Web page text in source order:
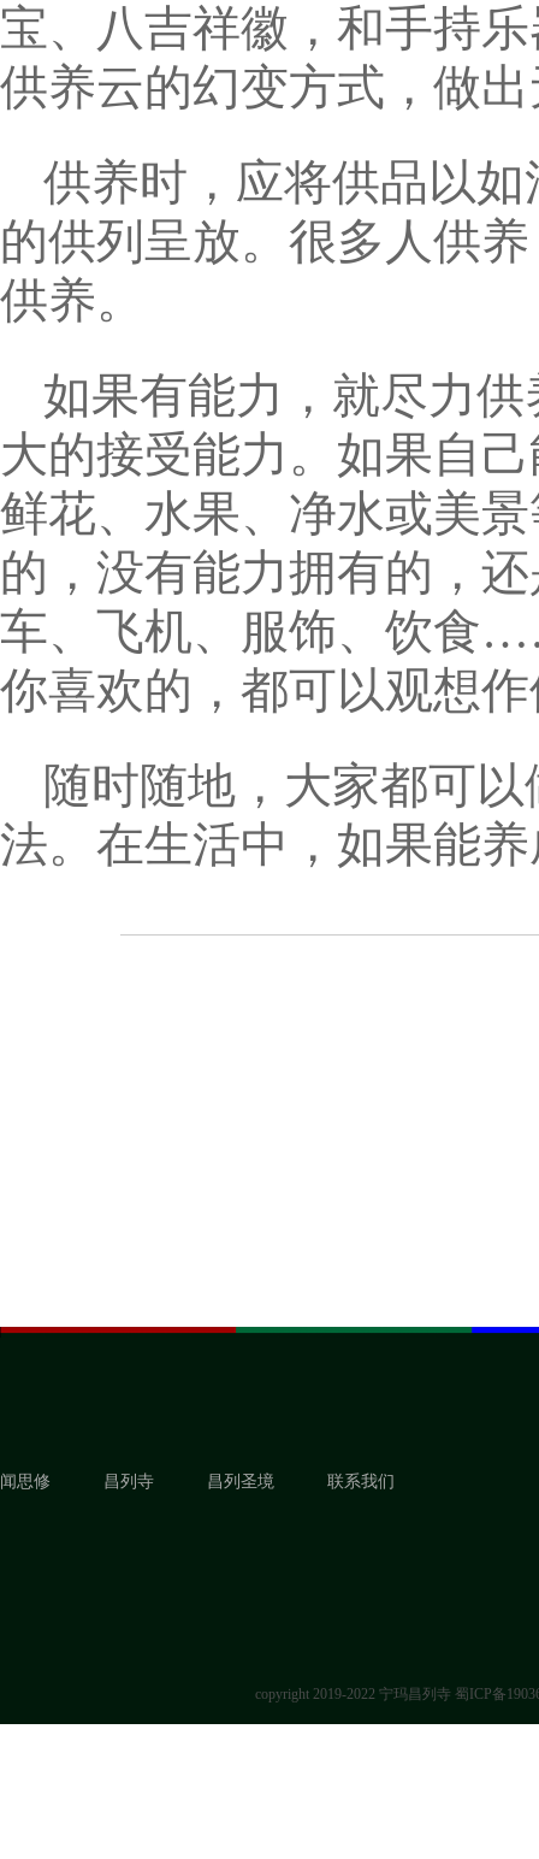
宝、八吉祥徽，和手持
供养云的幻变方式，做
供养时，应将供品以
的供列呈放。很多人供
供养。
如果有能力，就尽力
大的接受能力。如果自
鲜花、水果、净水或美
的，没有能力拥有的，
车、飞机、服饰、饮食
你喜欢的，都可以观想
随时随地，大家都可
法。在生活中，如果能
闻思修 昌列寺 昌列圣境 联系我们
copyright 2019-2022 宁玛昌列寺 蜀ICP备